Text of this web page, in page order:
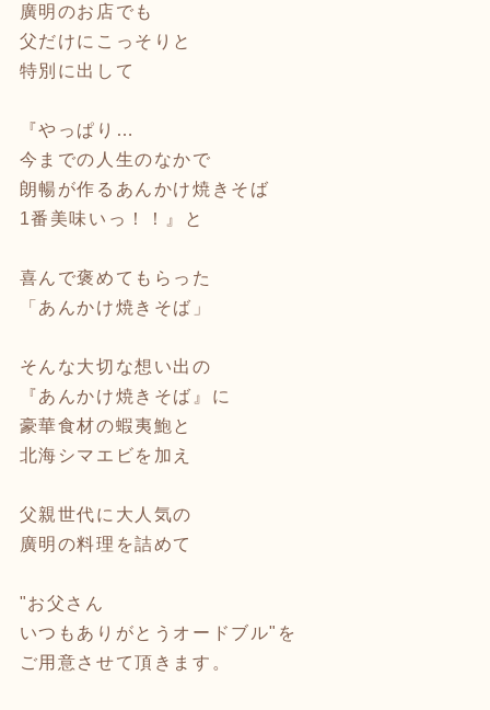
廣明のお店でも
父だけにこっそりと
特別に出して
『やっぱり…
今までの人生のなかで
朗暢が作るあんかけ焼きそば
1番美味いっ！！』と
喜んで褒めてもらった
「あんかけ焼きそば」
そんな大切な想い出の
『あんかけ焼きそば』に
豪華食材の蝦夷鮑と
北海シマエビを加え
父親世代に大人気の
廣明の料理を詰めて
"お父さん
いつもありがとうオードブル"を
ご用意させて頂きます。